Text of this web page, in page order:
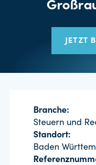
JETZT
Branche:
Steuern und
Standort:
Baden